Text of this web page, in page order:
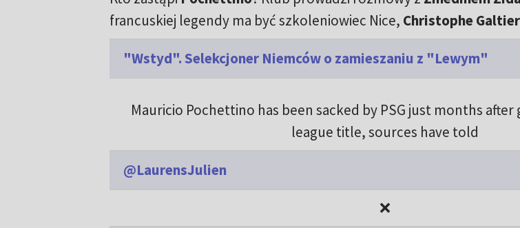
francuskiej legendy ma być szkoleniowiec Nice, Christophe Galtier
"Wstyd". Selekcjoner Niemców o zamieszaniu z "Lewym"
Mauricio Pochettino has been sacked by PSG just months
league title, sources have told
@LaurensJulien
❌